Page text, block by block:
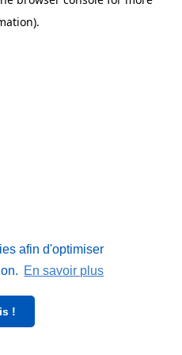
afin d'optimiser
En savoir plus
!
.